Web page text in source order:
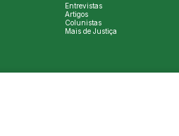
Entrevistas
Artigos
Colunistas
Mais de Justiça